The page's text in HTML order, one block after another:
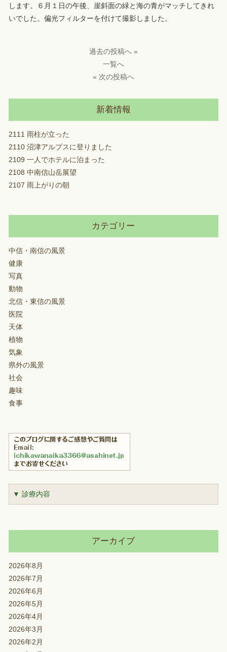
します。６月１日の午後、崖斜面の緑と海の青がマッチしてきれ
いでした。偏光フィルターを付けて撮影しました。
過去の投稿へ »
一覧へ
« 次の投稿へ
新着情報
2111 雨柱が立った
2110 沼津アルプスに登りました
2109 一人でホテルに泊まった
2108 中南信山岳展望
2107 雨上がりの朝
カテゴリー
中信・南信の風景
健康
写真
動物
北信・東信の風景
医院
天体
植物
気象
県外の風景
社会
趣味
食事
▼ 診療内容
アーカイブ
2026年8月
2026年7月
2026年6月
2026年5月
2026年4月
2026年3月
2026年2月